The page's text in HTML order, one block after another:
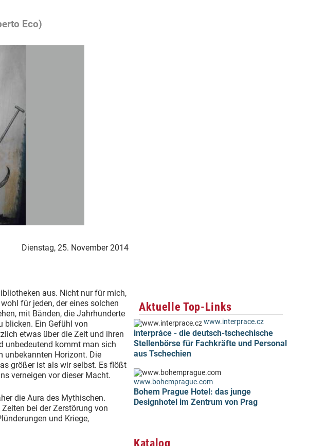
Eco)
Dienstag, 25. November 2014
aus. Nicht nur für mich,
für jeden, der eines solchen
mit Bänden, die Jahrhunderte
blicken. Ein Gefühl von
etwas über die Zeit und ihren
unbedeutend kommt man sich
unbekannten Horizont. Die
größer ist als wir selbst. Es flößt
verneigen vor dieser Macht.
die Aura des Mythischen.
bei der Zerstörung von
und Kriege,
Aktuelle Top-Links
www.interprace.cz
interpráce - die deutsch-tschechische
Stellenbörse für Fachkräfte und Personal
aus Tschechien
www.bohemprague.com
Bohem Prague Hotel: das junge
Designhotel im Zentrum von Prag
Katalog